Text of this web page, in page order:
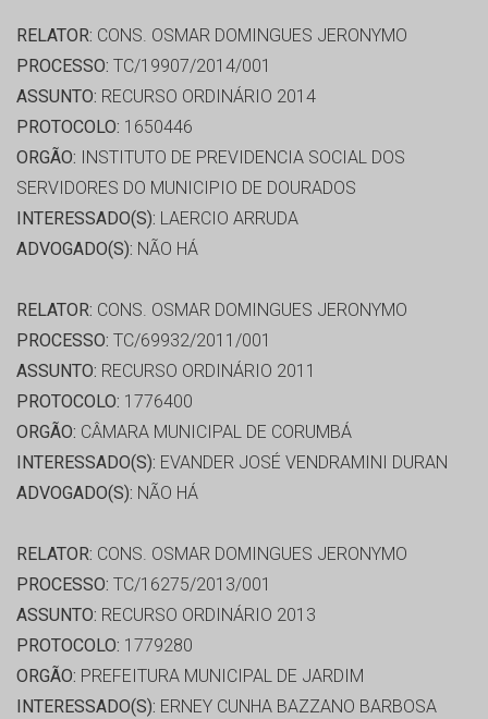
RELATOR: CONS. OSMAR DOMINGUES JERONYMO
PROCESSO: TC/19907/2014/001
ASSUNTO: RECURSO ORDINÁRIO 2014
PROTOCOLO: 1650446
ORGÃO: INSTITUTO DE PREVIDENCIA SOCIAL DOS
SERVIDORES DO MUNICIPIO DE DOURADOS
INTERESSADO(S): LAERCIO ARRUDA
ADVOGADO(S): NÃO HÁ
RELATOR: CONS. OSMAR DOMINGUES JERONYMO
PROCESSO: TC/69932/2011/001
ASSUNTO: RECURSO ORDINÁRIO 2011
PROTOCOLO: 1776400
ORGÃO: CÂMARA MUNICIPAL DE CORUMBÁ
INTERESSADO(S): EVANDER JOSÉ VENDRAMINI DURAN
ADVOGADO(S): NÃO HÁ
RELATOR: CONS. OSMAR DOMINGUES JERONYMO
PROCESSO: TC/16275/2013/001
ASSUNTO: RECURSO ORDINÁRIO 2013
PROTOCOLO: 1779280
ORGÃO: PREFEITURA MUNICIPAL DE JARDIM
INTERESSADO(S): ERNEY CUNHA BAZZANO BARBOSA